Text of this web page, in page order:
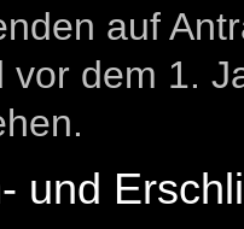
auf
vor dem 1.
und